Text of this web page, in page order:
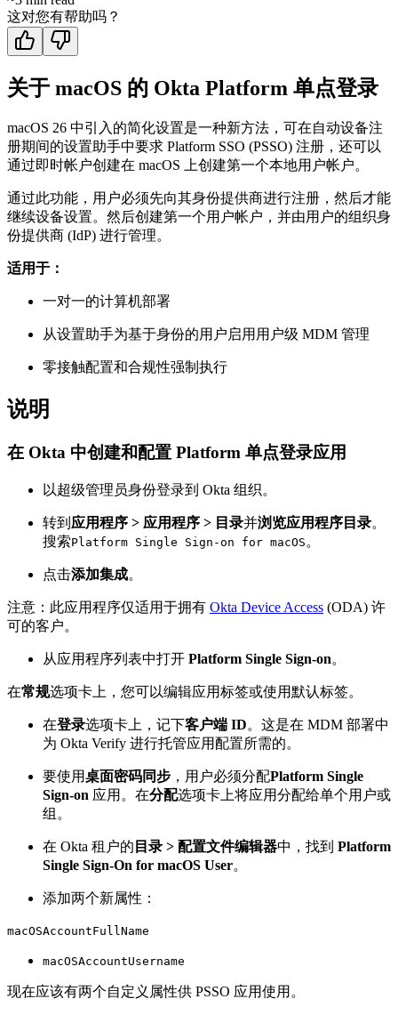
这对您有帮助吗？
关于 macOS 的 Okta Platform 单点登录
macOS 26 中引入的简化设置是一种新方法，可在自动设备注
册期间的设置助手中要求 Platform SSO (PSSO) 注册，还可以
通过即时帐户创建在 macOS 上创建第一个本地用户帐户。
通过此功能，用户必须先向其身份提供商进行注册，然后才能
继续设备设置。然后创建第一个用户帐户，并由用户的组织身
份提供商 (IdP) 进行管理。
适用于：
一对一的计算机部署
从设置助手为基于身份的用户启用用户级 MDM 管理
零接触配置和合规性强制执行
说明
在 Okta 中创建和配置 Platform 单点登录应用
以超级管理员身份登录到 Okta 组织。
转到 应用程序 > 应用程序 > 目录并浏览应用程序目录。
搜索Platform Single Sign-on for macOS 。
点击添加集成。
注意：此应用程序仅适用于拥有 Okta Device Access (ODA) 许
可的客户。
从应用程序列表中打开 Platform Single Sign-on。
在常规选项卡上，您可以编辑应用标签或使用默认标签。
在登录选项卡上，记下客户端 ID。这是在 MDM 部署中
为 Okta Verify 进行托管应用配置所需的。
要使用桌面密码同步 ，用户必须分配Platform Single
Sign-on 应用。在分配选项卡上将应用分配给单个用户或
组。
在 Okta 租户的 目录 > 配置文件编辑器中，找到 Platform
Single Sign-On for macOS User。
添加两个新属性：
macOSAccountFullName
macOSAccountUsername
现在应该有两个自定义属性供 PSSO 应用使用。